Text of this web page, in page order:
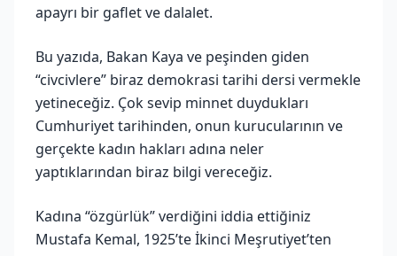
apayrı bir gaflet ve dalalet.
Bu yazıda, Bakan Kaya ve peşinden giden
“civcivlere” biraz demokrasi tarihi dersi vermekle
yetineceğiz. Çok sevip minnet duydukları
Cumhuriyet tarihinden, onun kurucularının ve
gerçekte kadın hakları adına neler
yaptıklarından biraz bilgi vereceğiz.
Kadına “özgürlük” verdiğini iddia ettiğiniz
Mustafa Kemal, 1925’te İkinci Meşrutiyet’ten